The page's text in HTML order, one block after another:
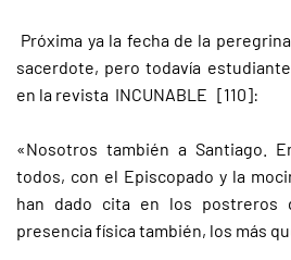
Próxima ya la fecha de la
sacerdote, pero todavía
en la revista INCUNABLE [110]:
«Nosotros también a Santiago.
todos, con el Episcopado y la
han dado cita en los postreros
presencia física también, los más